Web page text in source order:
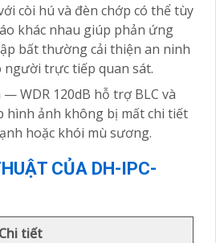
còi hú và đèn chớp có thể tùy
khác nhau giúp phản ứng
bất thường cải thiện an ninh
người trực tiếp quan sát.
WDR 120dB hỗ trợ BLC và
hình ảnh không bị mất chi tiết
hoặc khói mù sương.
CỦA DH-IPC-
Chi tiết